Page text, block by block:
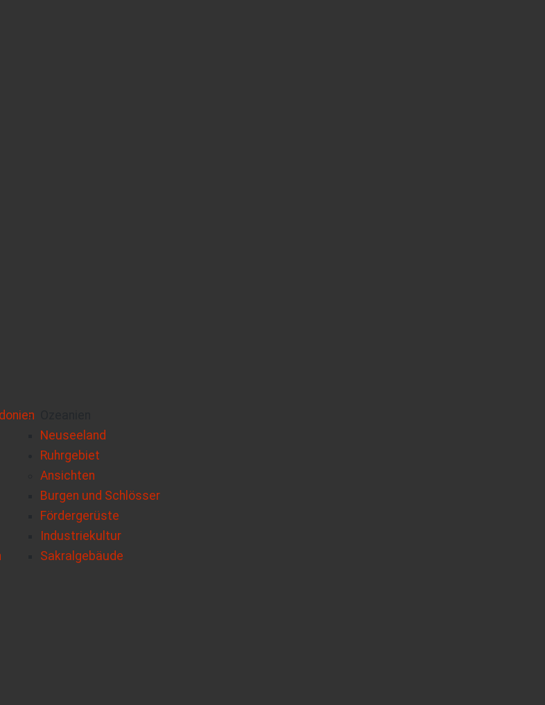
Neuseeland
Ruhrgebiet
Ansichten
Burgen und Schlösser
Fördergerüste
Industriekultur
Sakralgebäude